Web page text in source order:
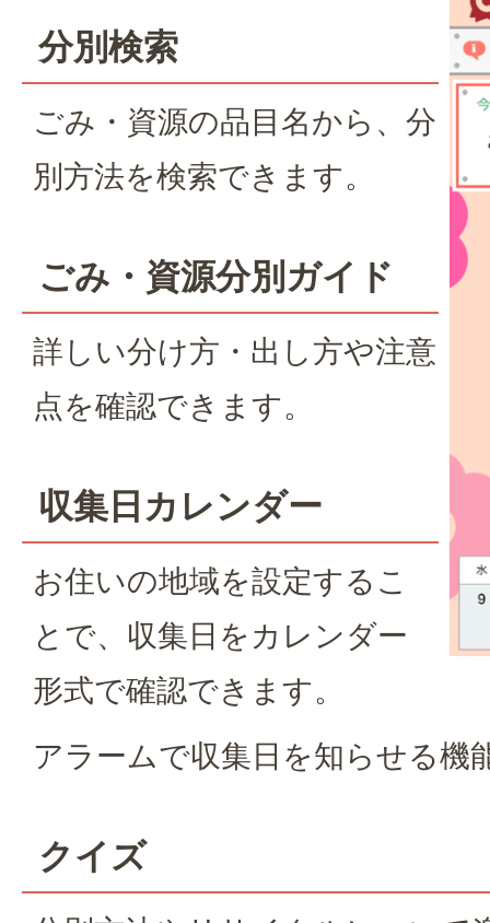
分別検索
ごみ・資源の品目名から、分
別方法を検索できます。
ごみ・資源分別ガイド
詳しい分け方・出し方や注意
点を確認できます。
収集日カレンダー
お住いの地域を設定するこ
とで、収集日をカレンダー
形式で確認できます。
アラームで収集日を知らせる機
クイズ